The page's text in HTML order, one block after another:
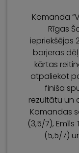
Komanda
Rīgas
barjeras
kārtas
atpaliekot
finiša
rezultātu un
Komandas
(3,5/7),
(5,5/7)